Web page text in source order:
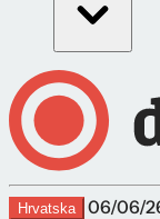
Hrvatska 06/06/